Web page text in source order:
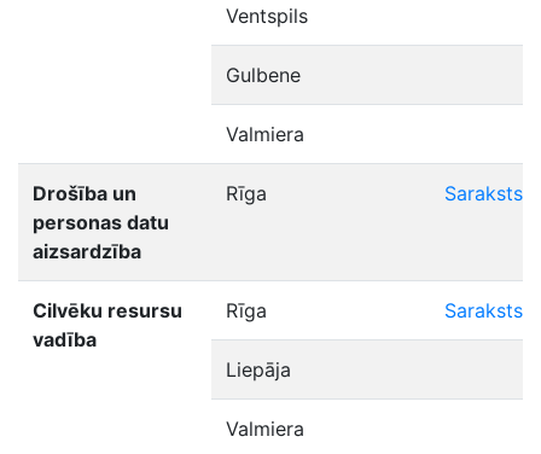
Ventspils
Gulbene
Valmiera
Drošība un
personas datu
aizsardzība
Rīga Saraksts
Cilvēku resursu
vadība
Rīga Saraksts
Liepāja
Valmiera